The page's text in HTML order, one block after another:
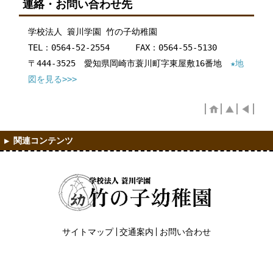
連絡・お問い合わせ先
学校法人 簑川学園 竹の子幼稚園
TEL：0564-52-2554 FAX：0564-55-5130
〒444-3525 愛知県岡崎市蓑川町字東屋敷16番地★地
図を見る>>>
サイトマップ 交通案内 お問い合わせ